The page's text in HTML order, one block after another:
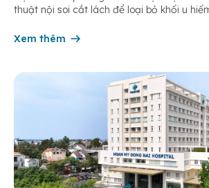
thuật nội soi cắt lách để loại bỏ khối u
chú ý, khối u này hoàn […]
Xem thêm